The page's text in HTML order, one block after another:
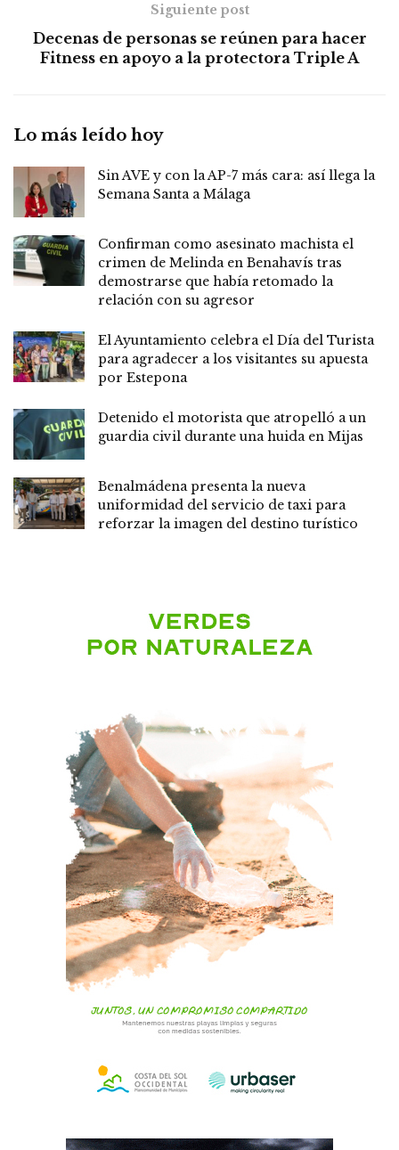
Siguiente post
Decenas de personas se reúnen para hacer
Fitness en apoyo a la protectora Triple A
Lo más leído hoy
Sin AVE y con la AP-7 más cara: así llega la
Semana Santa a Málaga
Confirman como asesinato machista el
crimen de Melinda en Benahavís tras
demostrarse que había retomado la
relación con su agresor
El Ayuntamiento celebra el Día del Turista
para agradecer a los visitantes su apuesta
por Estepona
Detenido el motorista que atropelló a un
guardia civil durante una huida en Mijas
Benalmádena presenta la nueva
uniformidad del servicio de taxi para
reforzar la imagen del destino turístico